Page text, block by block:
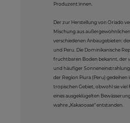
Produzent:innen.
Der zur Herstellung von Oriado
Mischung aus
verschiedenen Anbaugebieten:
und Peru. Die Dominikanische
fruchtbaren Boden bekannt, der
und häufiger
der Region Piura (Peru)
tropischen Gebiet, obwohl sie
eines ausgeklügelten
wahre „Kakaooase“ entstanden.